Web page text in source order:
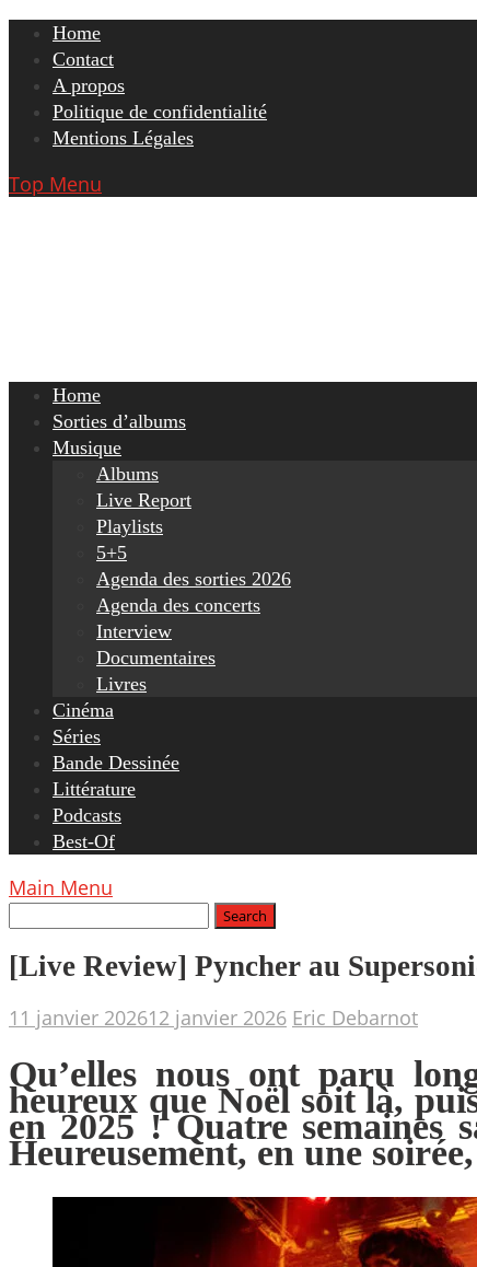
Skip
content
Home
Contact
A propos
Politique de confidentialité
Mentions Légales
Top Menu
Home
Sorties d’albums
Musique
Albums
Live Report
Playlists
5+5
Agenda des sorties 2026
Agenda des concerts
Interview
Documentaires
Livres
Cinéma
Séries
Bande Dessinée
Littérature
Podcasts
Best-Of
Main Menu
[Live Review] Pyncher au
11 janvier 202612 janvier 2026 Eric Debarnot
Qu’elles nous ont paru
heureux que Noël soit là,
en 2025 ! Quatre semaines
Heureusement, en une